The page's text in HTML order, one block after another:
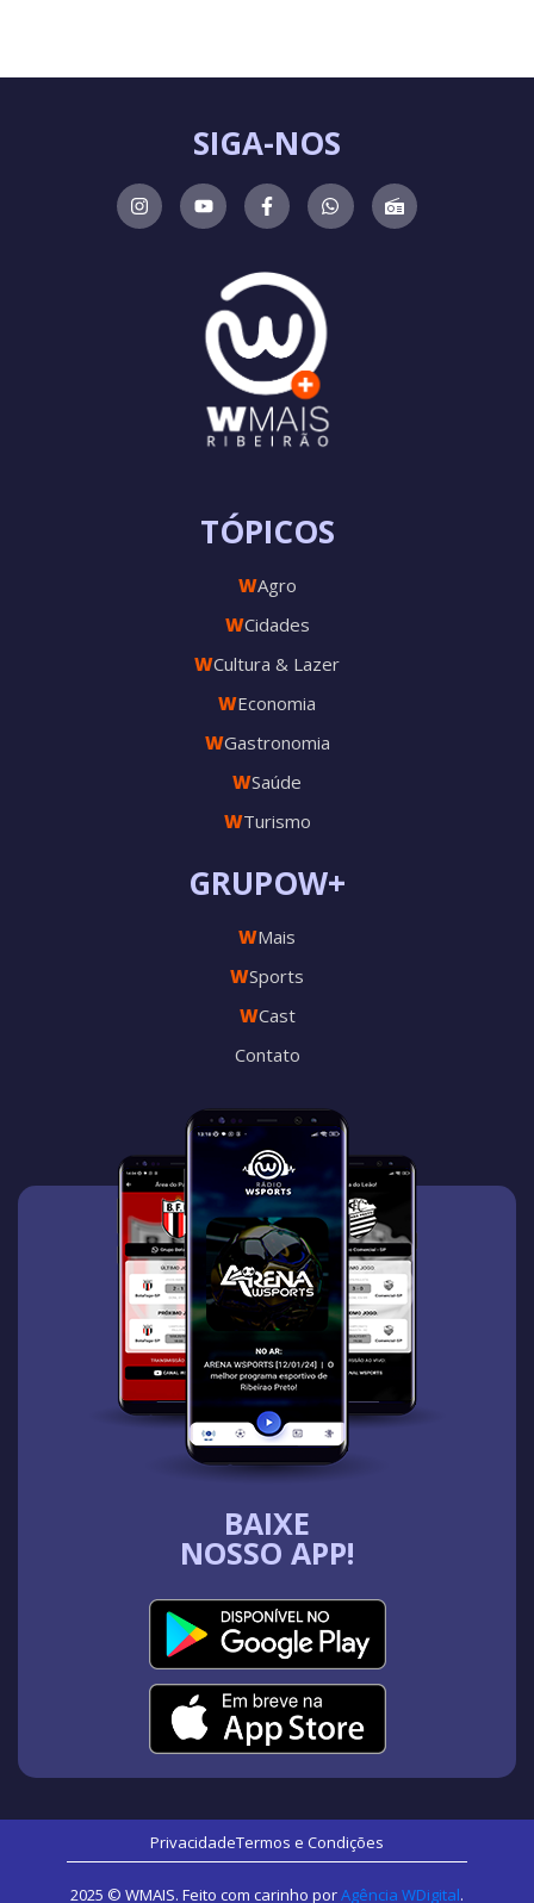
BAIXE
NOSSO APP!
GRUPOW+
WMais
WSports
WCast
Contato
TÓPICOS
WAgro
WCidades
WCultura & Lazer
WEconomia
WGastronomia
WSaúde
WTurismo
SIGA-NOS
PrivacidadeTermos e Condições
2025 © WMAIS. Feito com carinho porAgência WDigital.